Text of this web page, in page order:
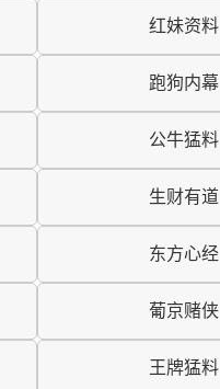
红妹资料
跑狗内幕
公牛猛料
生财有道
东方心经
葡京赌侠
王牌猛料